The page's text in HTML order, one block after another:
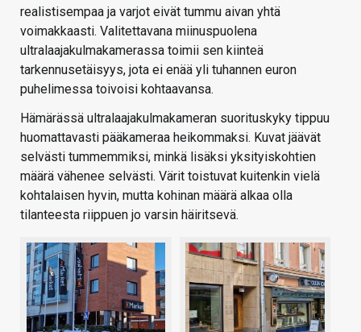
realistisempaa ja varjot eivät tummu aivan yhtä
voimakkaasti. Valitettavana miinuspuolena
ultralaajakulmakamerassa toimii sen kiinteä
tarkennusetäisyys, jota ei enää yli tuhannen euron
puhelimessa toivoisi kohtaavansa.
Hämärässä ultralaajakulmakameran suorituskyky tippuu
huomattavasti pääkameraa heikommaksi. Kuvat jäävät
selvästi tummemmiksi, minkä lisäksi yksityiskohtien
määrä vähenee selvästi. Värit toistuvat kuitenkin vielä
kohtalaisen hyvin, mutta kohinan määrä alkaa olla
tilanteesta riippuen jo varsin häiritsevä.